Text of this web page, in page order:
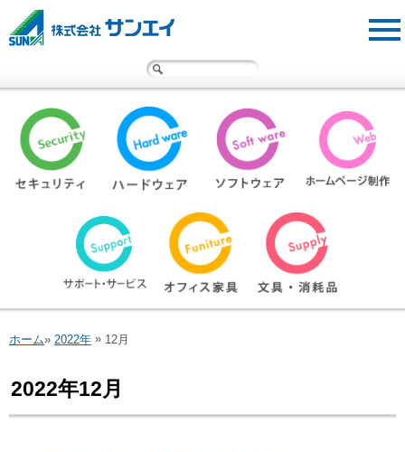
サンエイ・オフィスクリニック
事例紹介
広報物
お問い合わせ
遠隔サポートサービス
ホーム» 2022年 » 12月
2022年12月